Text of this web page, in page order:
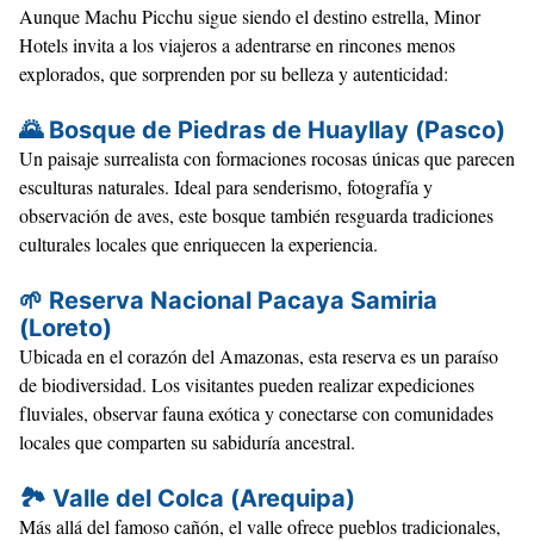
AunqueMachu Picchu sigue siendo el destino estrella, Minor
Hotels invita a los viajeros a adentrarse en rincones menos
explorados, que sorprenden por su belleza y autenticidad:
🌄 Bosque de Piedras de Huayllay (Pasco)
Un paisaje surrealista con formaciones rocosas únicasque parecen
esculturas naturales. Ideal para senderismo, fotografía y
observación de aves, este bosque también resguarda tradiciones
culturales localesque enriquecen la experiencia.
🌱 Reserva Nacional Pacaya Samiria
(Loreto)
Ubicada en el corazón del Amazonas, esta reserva es un paraíso
debiodiversidad. Los visitantes pueden realizarexpediciones
fluviales, observarfauna exótica y conectarse con comunidades
localesque comparten su sabiduría ancestral.
🏞️ Valle del Colca (Arequipa)
Más allá del famoso cañón, el valle ofrecepueblos tradicionales,